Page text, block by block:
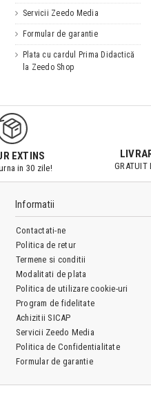
Servicii Zeedo Media
Formular de garantie
Plata cu cardul Prima Didactică
la Zeedo Shop
EXTINS
in 30 zile!
Informatii
Contactati-ne
Politica de retur
Termene si conditii
Modalitati de plata
Politica de utilizare cookie-uri
Program de fidelitate
Achizitii SICAP
Servicii Zeedo Media
Politica de Confidentialitate
Formular de garantie